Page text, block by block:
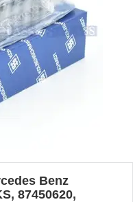
Benz
87450620,